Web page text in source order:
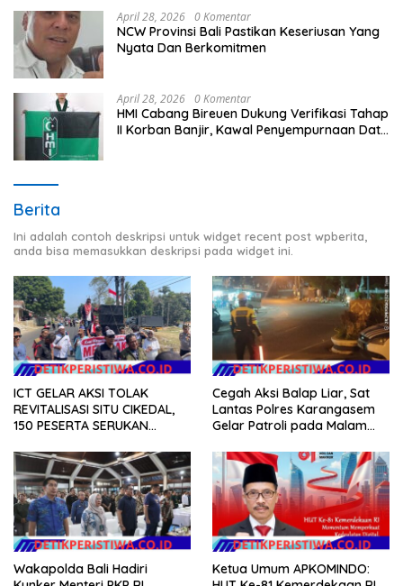
April 28, 2026 0 Komentar
NCW Provinsi Bali Pastikan Keseriusan Yang
Nyata Dan Berkomitmen
April 28, 2026 0 Komentar
HMI Cabang Bireuen Dukung Verifikasi Tahap
II Korban Banjir, Kawal Penyempurnaan Data
Berita
Ini adalah contoh deskripsi untuk widget recent post wpberita,
anda bisa memasukkan deskripsi pada widget ini.
ICT GELAR AKSI TOLAK
REVITALISASI SITU CIKEDAL,
150 PESERTA SERUKAN
Cegah Aksi Balap Liar, Sat
Lantas Polres Karangasem
Gelar Patroli pada Malam
Wakapolda Bali Hadiri
Ketua Umum APKOMINDO: